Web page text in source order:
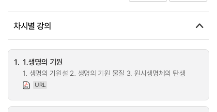
차시별 강의
1. 1.생명의 기원
1. 생명의 기원설 2. 생명의 기원 물질 3. 원시생명체의 탄생
URL